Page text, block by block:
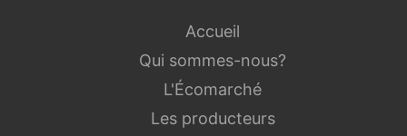
Accueil
Qui sommes-nous?
L'Écomarché
Les producteurs